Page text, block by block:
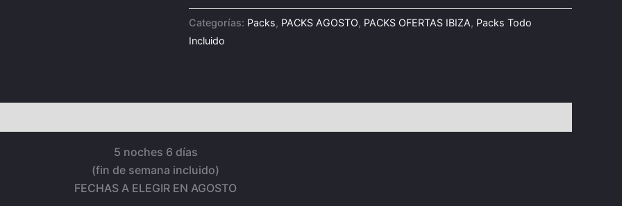
Categorías: Packs, PACKS AGOSTO, PACKS OFERTAS IBIZA, Packs Todo
Incluido
5 noches 6 días
(fin de semana incluido)
FECHAS A ELEGIR EN AGOSTO